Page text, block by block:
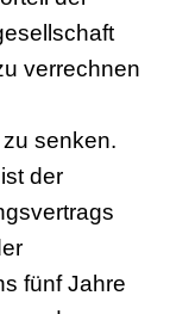
verrechnen
senken.
der
fünf Jahre